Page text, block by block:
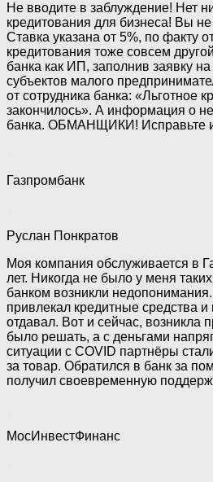
Не вводите в заблуждение! Нет
кредитования для бизнеса! Вы не
Ставка указана от 5%, по факту
кредитования тоже совсем
банка как ИП, заполнив заявку
субъектов малого
от сотрудника банка: «Льготное
закончилось». А информация о
банка. ОБМАНЩИКИ! Исправьте
Газпромбанк
Руслан Понкратов
Моя компания обслуживается в
лет. Никогда не было у меня
банком возникли
привлекал кредитные средства и
отдавал. Вот и сейчас, возникла
было решать, а с деньгами
ситуации с COVID партнёры
за товар. Обратился в банк за
получил своевременную
МосИнвестФинанс